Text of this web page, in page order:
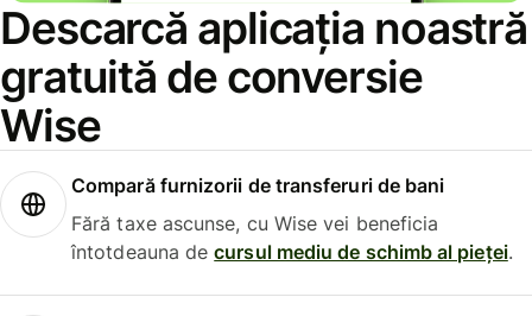
Descarcă aplicația noastră
gratuită de conversie
Wise
Compară furnizorii de transferuri de bani
Fără taxe ascunse, cu Wise vei beneficia
întotdeauna decursul mediu de schimb al pieței.